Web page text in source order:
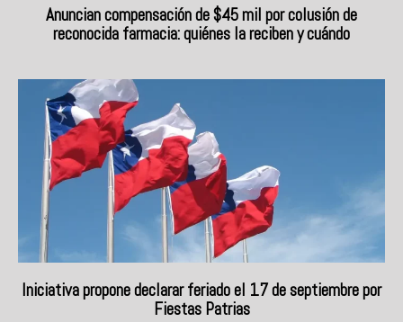
Anuncian compensación de $45 mil por colusión de
reconocida farmacia: quiénes la reciben y cuándo
Iniciativa propone declarar feriado el 17 de septiembre por
Fiestas Patrias